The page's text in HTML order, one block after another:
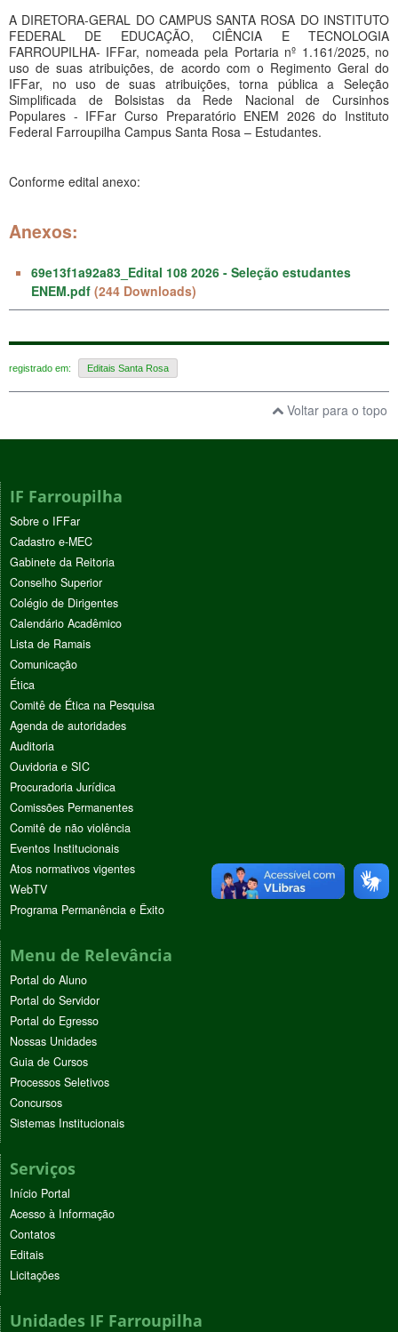
A DIRETORA-GERAL DO CAMPUS SANTA ROSA DO INSTITUTO
FEDERAL DE EDUCAÇÃO, CIÊNCIA E TECNOLOGIA
FARROUPILHA- IFFar, nomeada pela Portaria nº 1.161/2025, no
uso de suas atribuições, de acordo com o Regimento Geral do
IFFar, no uso de suas atribuições, torna pública a Seleção
Simplificada de Bolsistas da Rede Nacional de Cursinhos
Populares - IFFar Curso Preparatório ENEM 2026 do Instituto
Federal Farroupilha Campus Santa Rosa – Estudantes.
Conforme edital anexo:
Anexos:
69e13f1a92a83_Edital 108 2026 - Seleção estudantes
ENEM.pdf (244 Downloads)
registrado em: Editais Santa Rosa
Voltar para o topo
IF Farroupilha
Sobre o IFFar
Cadastro e-MEC
Gabinete da Reitoria
Conselho Superior
Colégio de Dirigentes
Calendário Acadêmico
Lista de Ramais
Comunicação
Ética
Comitê de Ética na Pesquisa
Agenda de autoridades
Auditoria
Ouvidoria e SIC
Procuradoria Jurídica
Comissões Permanentes
Comitê de não violência
Eventos Institucionais
Atos normativos vigentes
WebTV
Programa Permanência e Êxito
Menu de Relevância
Portal do Aluno
Portal do Servidor
Portal do Egresso
Nossas Unidades
Guia de Cursos
Processos Seletivos
Concursos
Sistemas Institucionais
Serviços
Início Portal
Acesso à Informação
Contatos
Editais
Licitações
Unidades IF Farroupilha